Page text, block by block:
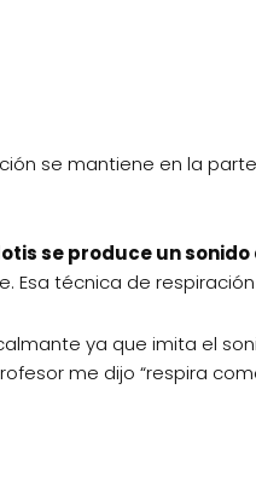
se mantiene en la
se produce un
Esa técnica de
ya que imita el
me dijo “respira